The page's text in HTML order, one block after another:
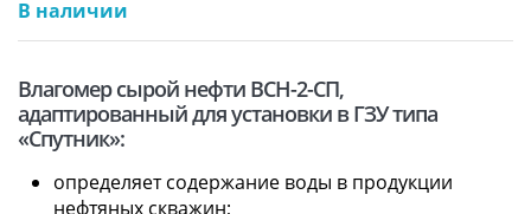
В наличии
Влагомер сырой нефти ВСН-2-СП,
адаптированный для установки в ГЗУ типа
«Спутник»:
определяет содержание воды в продукции
нефтяных скважин;